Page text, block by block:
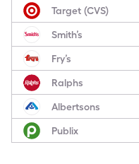
Target (CVS)
Smith’s
Fry’s
Ralphs
Albertsons
Publix